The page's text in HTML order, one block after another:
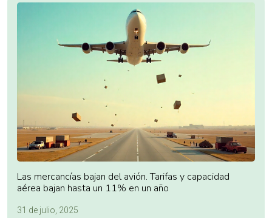
Las mercancías bajan del avión. Tarifas y capacidad
aérea bajan hasta un 11% en un año
31 de julio, 2025